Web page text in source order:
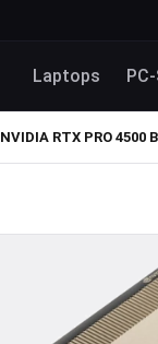
Laptops
NVIDIA RTX PRO 4500